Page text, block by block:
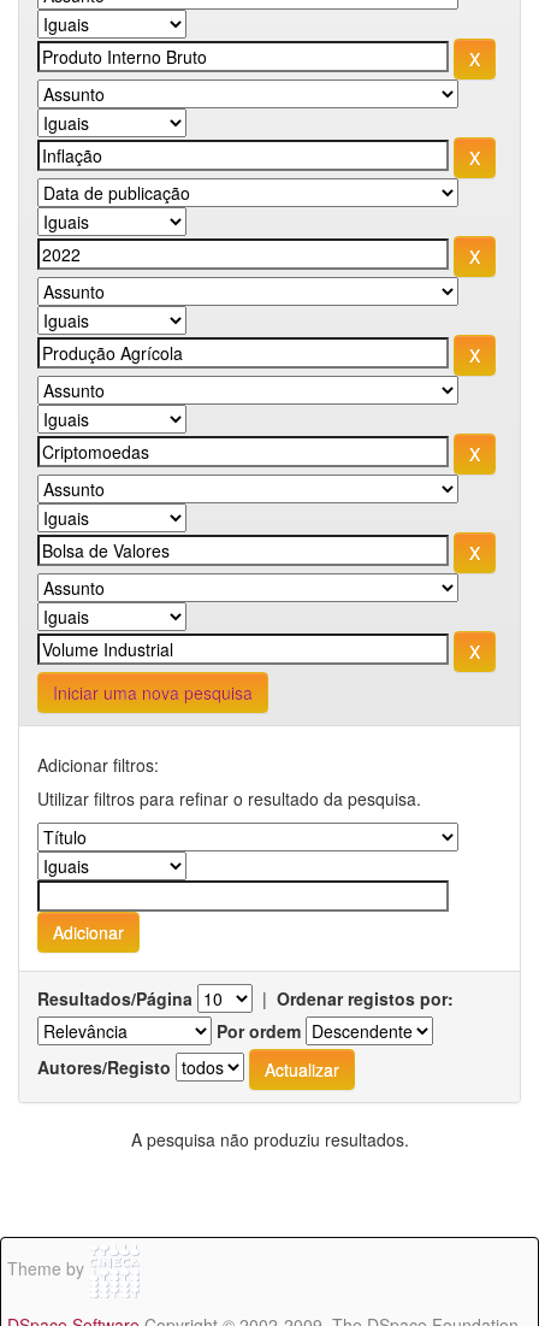
Iniciar uma nova pesquisa
Adicionar filtros:
Utilizar filtros para refinar o resultado da pesquisa.
Resultados/Página | Ordenar registos por:
Por ordem
Autores/Registo
A pesquisa não produziu resultados.
Theme by